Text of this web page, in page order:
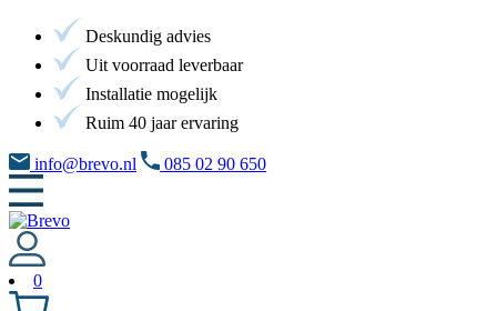
Deskundig advies
Uit voorraad leverbaar
Installatie mogelijk
Ruim 40 jaar ervaring
info@brevo.nl 085 02 90 650
0